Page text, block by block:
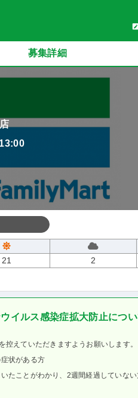
募集詳細
21 2
イルス感染症拡大防止につ
控えていただきますようお願いします。
状がある方
たことがわかり、2週間経過していな